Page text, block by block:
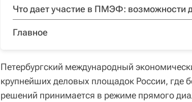
Что дает участие в ПМЭФ: возможности
Главное
Петербургский международный
крупнейших деловых площадок России, где
решений принимается в режиме прямого